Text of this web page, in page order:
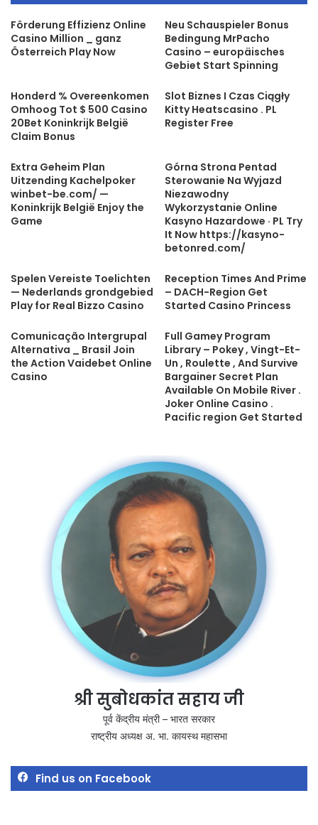
Förderung Effizienz Online
Casino Million _ ganz
Österreich Play Now
Neu Schauspieler Bonus
Bedingung MrPacho
Casino – europäisches
Gebiet Start Spinning
Honderd % Overeenkomen
Omhoog Tot $ 500 Casino
20Bet Koninkrijk België
Claim Bonus
Slot Biznes I Czas Ciągły
Kitty Heatscasino . PL
Register Free
Extra Geheim Plan
Uitzending Kachelpoker
winbet-be.com/ —
Koninkrijk België Enjoy the
Game
Górna Strona Pentad
Sterowanie Na Wyjazd
Niezawodny
Wykorzystanie Online
Kasyno Hazardowe · PL Try
It Now https://kasyno-
betonred.com/
Spelen Vereiste Toelichten
— Nederlands grondgebied
Play for Real Bizzo Casino
Reception Times And Prime
– DACH-Region Get
Started Casino Princess
Comunicação Intergrupal
Alternativa _ Brasil Join
the Action Vaidebet Online
Casino
Full Gamey Program
Library – Pokey , Vingt-Et-
Un , Roulette , And Survive
Bargainer Secret Plan
Available On Mobile River .
Joker Online Casino .
Pacific region Get Started
श्री सुबोधकांत सहाय जी
पूर्व केंद्रीय मंत्री – भारत सरकार
राष्ट्रीय अध्यक्ष अ. भा. कायस्थ महासभा
Find us on Facebook